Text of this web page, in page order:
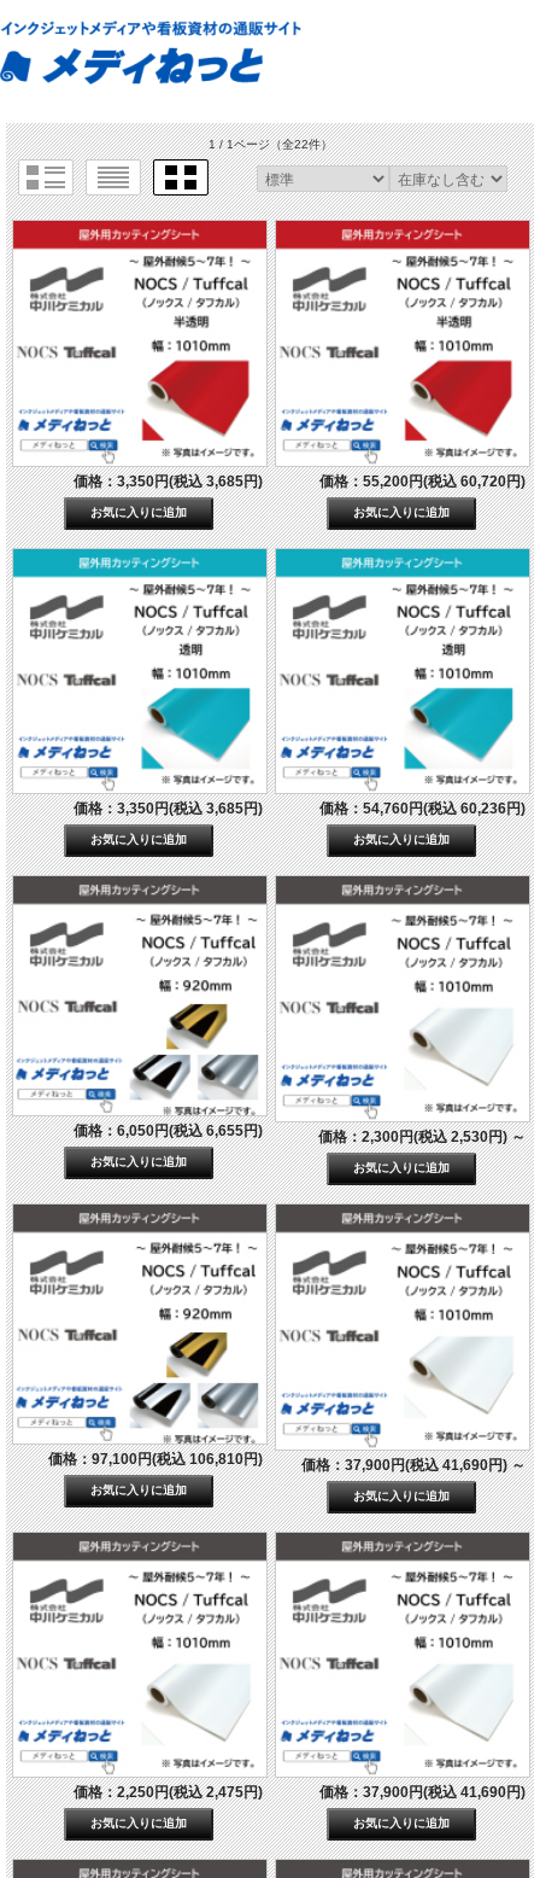
1 / 1ページ（全22件）
価格：3,350円(税込 3,685円) 価格：55,200円(税込 60,720円)
価格：3,350円(税込 3,685円) 価格：54,760円(税込 60,236円)
価格：6,050円(税込 6,655円) 価格：2,300円(税込 2,530円)～
価格：97,100円(税込 106,810円) 価格：37,900円(税込 41,690円)～
価格：2,250円(税込 2,475円) 価格：37,900円(税込 41,690円)